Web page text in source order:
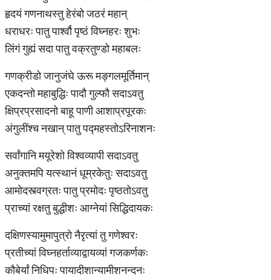
हृदयं गणनाथस्तु हेरंबो जठरं महान्
धराधरः पातु पार्श्वौ पृष्ठं विघ्नहरः शुभः
लिंगं गुह्यं सदा पातु वक्रतुण्डो महाबलः
गणक्रीडो जानुजंघे ऊरू मङ्गलमूर्तिमान्
एकदन्तो महाबुद्धिः पादौ गुल्फौ सदाऽवतु
क्षिप्रप्रसादनो बाहू पाणी आशाप्रपूरकः
अंगुलींश्च नखान् पातु पद्महस्तोऽरिनाशनः
सर्वांगानि मयूरेशो विश्वव्यापी सदाऽवतु
अनुक्तमपि यत्स्थानं धूम्रकेतुः सदाऽवतु
आमोदस्त्वग्रतः पातु प्रमोदः पृष्ठतोऽवतु
प्राच्यां रक्षतु बुद्धीशः आग्नेयां सिद्धिदायकः
दक्षिणस्यामुमापुत्रो नैरृत्यां तु गणेश्वरः
प्रतीच्यां विघ्नहर्ताव्याद्वायव्यां गजकर्णकः
कौबेर्यां निधिपः पायादीशान्यामीशनन्दनः